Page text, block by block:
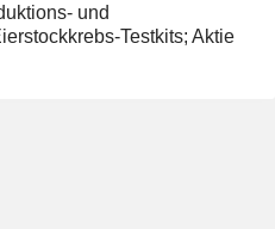
und
Testkits; Aktie